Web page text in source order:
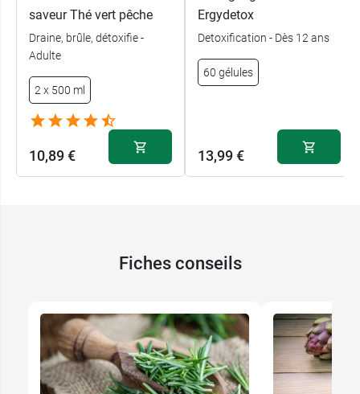
saveur Thé vert pêche
Draine, brûle, détoxifie -
Adulte
2 x 500 ml
10,89 €
Ergydetox
Detoxification - Dès 12 ans
60 gélules
13,99 €
Fiches conseils